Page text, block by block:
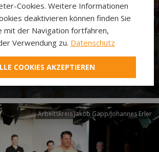
Via
Arbeitskreis Jakob Gapp/Johannes Erler
Cookies. Weitere Informationen
deaktivieren können finden Sie
mit der Navigation fortfahren,
Verwendung zu. Datenschutz
COOKIES AKZEPTIEREN